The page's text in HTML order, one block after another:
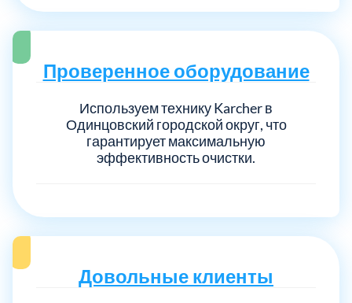
Проверенное оборудование
Используем технику Karcher в
Одинцовский городской округ, что
гарантирует максимальную
эффективность очистки.
Довольные клиенты